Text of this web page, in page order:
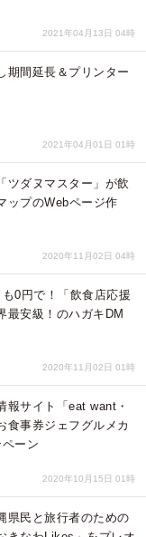
2021年04月13日 04時
期間延長＆プリンター
2021年04月01日 01時
ツダヌマスター」が飲
ップのWebページ作
2020年11月02日 04時
0円で！「飲食店応援
安級！のハガキDM
2020年11月02日 01時
報サイト「eat want・
事券ジェフグルメカ
ーン
2020年10月15日 01時
県民と旅行者のための